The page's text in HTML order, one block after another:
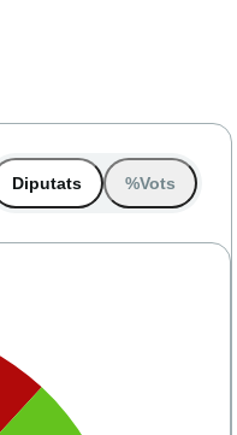
Diputats %Vots